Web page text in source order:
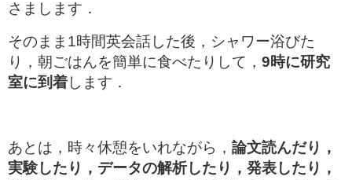
さまします．
そのまま1時間英会話した後，シャワー浴びた
り，朝ごはんを簡単に食べたりして， 9時に研究
室に到着 します．
あとは，時々休憩をいれながら， 論文読んだり，
実験したり，データの解析したり，発表したり，